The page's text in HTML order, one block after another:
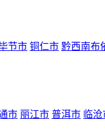
节市 铜仁市 黔西南布
市 丽江市 普洱市 临